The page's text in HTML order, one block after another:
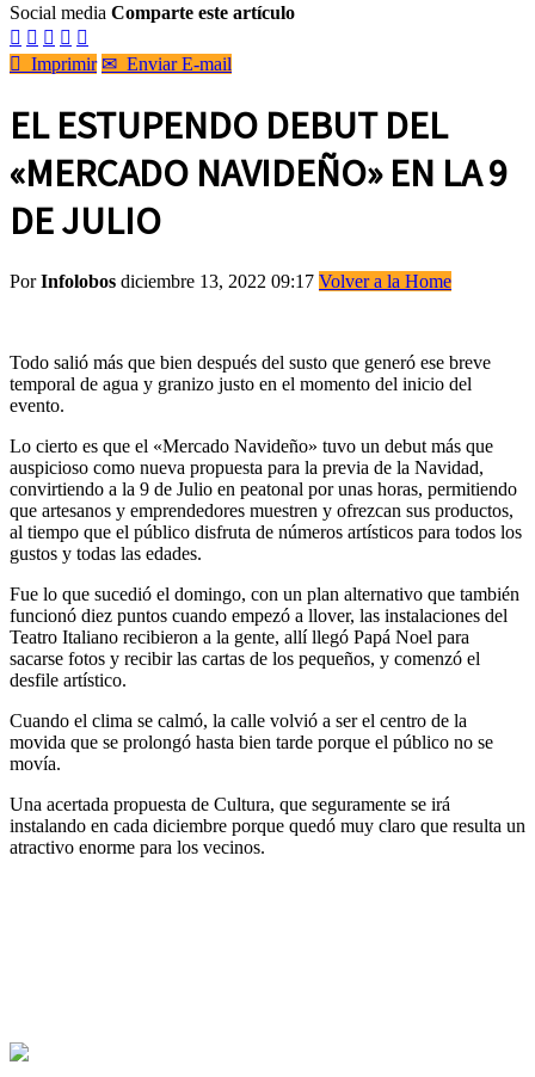
Social media Comparte este artículo
    
 Imprimir ✉ Enviar E-mail
EL ESTUPENDO DEBUT DEL
«MERCADO NAVIDEÑO» EN LA 9
DE JULIO
PorInfolobos diciembre 13, 2022 09:17 Volver a la Home
Todo salió más que bien después del susto que generó ese breve
temporal de agua y granizo justo en el momento del inicio del
evento.
Lo cierto es que el «Mercado Navideño» tuvo un debut más que
auspicioso como nueva propuesta para la previa de la Navidad,
convirtiendo a la 9 de Julio en peatonal por unas horas, permitiendo
que artesanos y emprendedores muestren y ofrezcan sus productos,
al tiempo que el público disfruta de números artísticos para todos los
gustos y todas las edades.
Fue lo que sucedió el domingo, con un plan alternativo que también
funcionó diez puntos cuando empezó a llover, las instalaciones del
Teatro Italiano recibieron a la gente, allí llegó Papá Noel para
sacarse fotos y recibir las cartas de los pequeños, y comenzó el
desfile artístico.
Cuando el clima se calmó, la calle volvió a ser el centro de la
movida que se prolongó hasta bien tarde porque el público no se
movía.
Una acertada propuesta de Cultura, que seguramente se irá
instalando en cada diciembre porque quedó muy claro que resulta un
atractivo enorme para los vecinos.